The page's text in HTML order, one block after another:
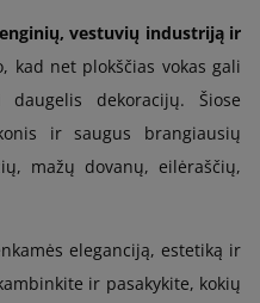
vestuvių industriją ir
kad net plokščias vokas gali
dekoracijų. Šiose
ir saugus brangiausių
mažų dovanų, eilėraščių,
eleganciją, estetiką ir
ir pasakykite, kokių